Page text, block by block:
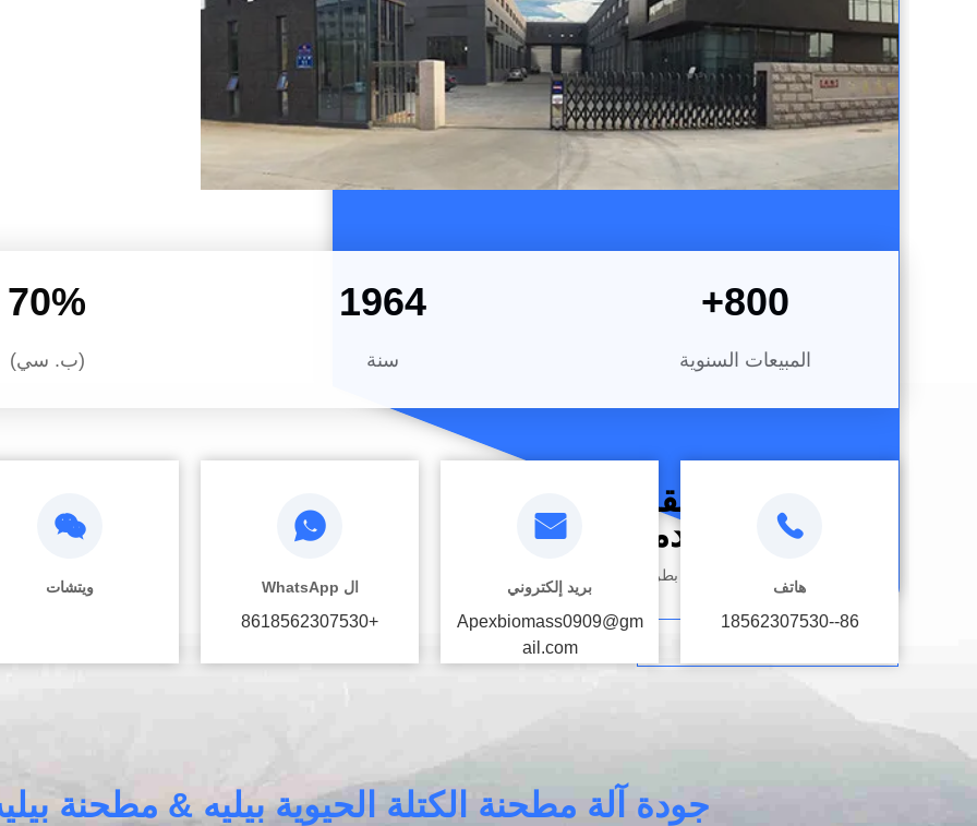
800
+
المبيعات السنوية
2013
سنة
70%
(ب. سي)
نحن نقدم
أفضل خدمة!
يمكنك الاتصال بنا بطرق مختلفة
هاتف
86--18562307530
بريد إلكتروني
Apexbiomass0909@gm
ail.com
ال WhatsApp
+8618562307530
ويتشات
جودة آلة مطحنة الكتلة الحيوية بيليه & مطحنة